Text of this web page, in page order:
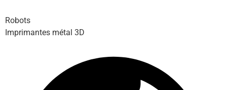
Robots
Imprimantes métal 3D